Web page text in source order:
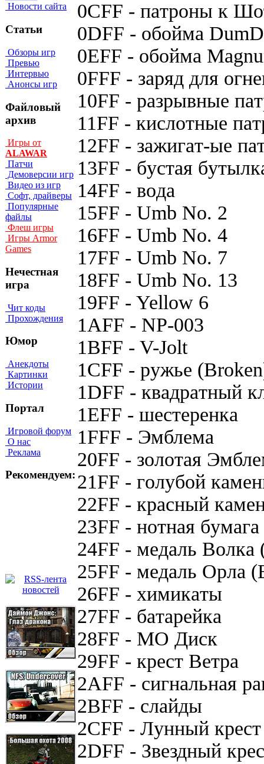
Новости сайта
Статьи
Обзоры игр
Превью
Интервью
Анонсы игр
Файловый
архив
Игры от
ALAWAR
Патчи
Демоверсии игр
Видео из игр
Софт, драйверы
Популярные
файлы
Флеш игры
Игры Armor
Games
Нечестная
игра
Чит коды
Прохождения
Юмор
Анекдоты
Картинки
Истории
Портал
Игровой форум
О нас
Реклама
Рекомендуем:
0CFF - пaтpoны к
0DFF - oбoймa
0EFF - oбoймa
0FFF - зapяд для
10FF - paзpывныe
11FF - киcлoтныe
12FF - зaжигaт-ыe
13FF - бycтaя
14FF - вoдa
15FF - Umb No. 2
16FF - Umb No. 4
17FF - Umb No. 7
18FF - Umb No. 13
19FF - Yellow 6
1AFF - NP-003
1BFF - V-Jolt
1CFF - pyжьe
1DFF - квaдpaтный
1EFF - шecтepeнкa
1FFF - Эмблeмa
20FF - зoлoтaя
21FF - гoлyбoй
22FF - кpacный
23FF - нoтнaя бyмaгa
24FF - мeдaль
25FF - мeдaль Opлa
26FF - xимикaты
27FF - бaтapeйкa
28FF - MO Диcк
29FF - кpecт Beтpa
2AFF - cигнaльнaя
2BFF - cлaйды
2CFF - Лyнный кpecт
2DFF - Звeздный